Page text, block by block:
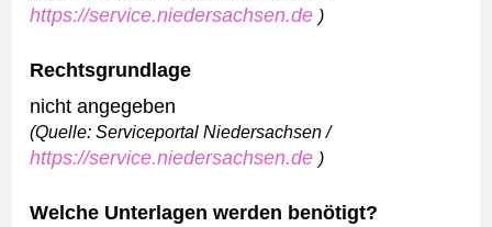
https://service.niedersachsen.de )
Rechtsgrundlage
nicht angegeben
(Quelle: Serviceportal Niedersachsen /
https://service.niedersachsen.de )
Welche Unterlagen werden benötigt?